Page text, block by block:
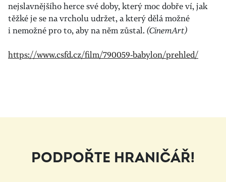
nejslavnějšího herce své doby, který moc dobře ví, jak
těžké je se na vrcholu udržet, a který dělá možné
i nemožné pro to, aby na něm zůstal. (CinemArt)
https://www.csfd.cz/film/790059-babylon/prehled/
PODPOŘTE HRANIČÁŘ!